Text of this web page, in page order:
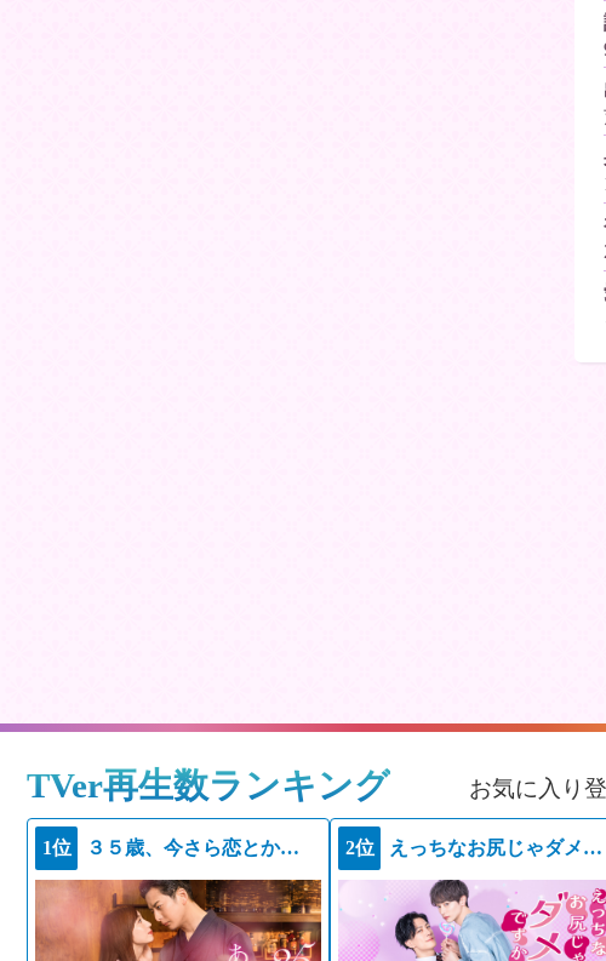
TVer再生数ランキング お気に入り
1位 ３５歳、今さら恋とかありえない 2位 えっちなお尻じゃダメですか？